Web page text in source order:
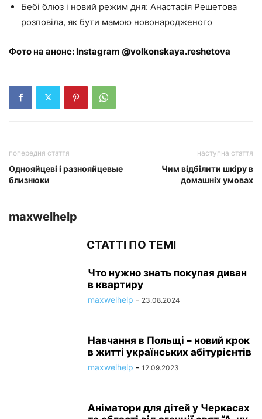
Бебі блюз і новий режим дня: Анастасія Решетова
розповіла, як бути мамою новонародженого
Фото на анонс: Instagram @volkonskaya.reshetova
попередня стаття
Однояйцеві і разнояйцевые
близнюки
наступна стаття
Чим відбілити шкіру в
домашніх умовах
maxwelhelp
СТАТТІ ПО ТЕМІ
Что нужно знать покупая диван
в квартиру
maxwelhelp - 23.08.2024
Навчання в Польщі – новий крок
в житті українських абітурієнтів
maxwelhelp - 12.09.2023
Аніматори для дітей у Черкасах